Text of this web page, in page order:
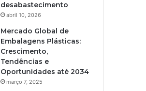
desabastecimento
abril 10, 2026
Mercado Global de
Embalagens Plásticas:
Crescimento,
Tendências e
Oportunidades até 2034
março 7, 2025